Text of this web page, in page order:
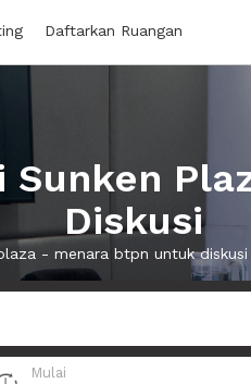
Daftarkan Ruangan
Sunken
Diskusi
- menara btpn untuk
Mulai